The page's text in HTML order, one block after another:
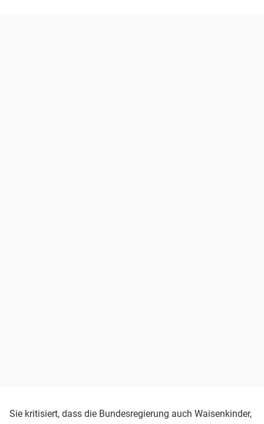
Sie kritisiert, dass die Bundesregierung auch Waisenkinder,